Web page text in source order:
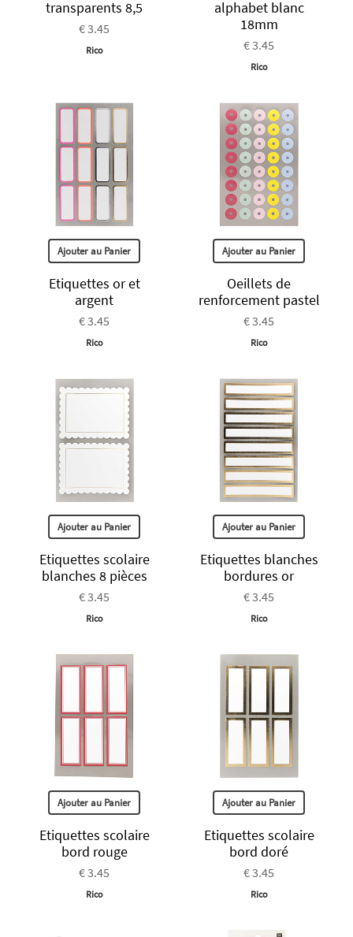
transparents 8,5
€ 3.45
Rico
alphabet blanc
18mm
€ 3.45
Rico
Ajouter au Panier
Etiquettes or et
argent
€ 3.45
Rico
Ajouter au Panier
Oeillets de
renforcement pastel
€ 3.45
Rico
Ajouter au Panier
Etiquettes scolaire
blanches 8 pièces
€ 3.45
Rico
Ajouter au Panier
Etiquettes blanches
bordures or
€ 3.45
Rico
Ajouter au Panier
Etiquettes scolaire
bord rouge
€ 3.45
Rico
Ajouter au Panier
Etiquettes scolaire
bord doré
€ 3.45
Rico